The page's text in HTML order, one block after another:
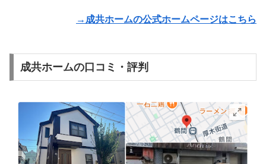
→成共ホームの公式ホームページはこちら
成共ホームの口コミ・評判